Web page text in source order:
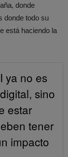
donde
donde todo su
está haciendo la
ya no es
sino
estar
tener
impacto